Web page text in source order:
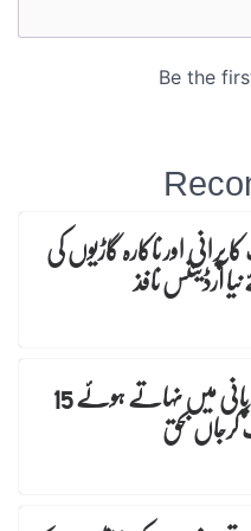
اور ناکارہ گاڑیوں کی
آرڈیننس نافذ
یوحناآباد:بارشی پانی میں نہاتے ہوئے 15 بحق